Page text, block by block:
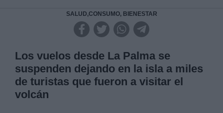
SALUD,CONSUMO, BIENESTAR
Los vuelos desde La Palma se
suspenden dejando en la isla a miles
de turistas que fueron a visitar el
volcán
Legitimación: